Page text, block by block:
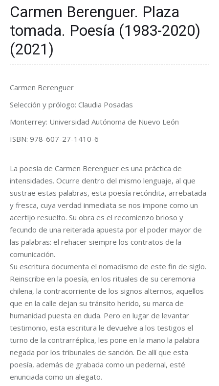
Carmen Berenguer. Plaza
tomada. Poesía (1983-2020)
(2021)
Carmen Berenguer
Selección y prólogo: Claudia Posadas
Monterrey: Universidad Autónoma de Nuevo León
ISBN: 978-607-27-1410-6
La poesía de Carmen Berenguer es una práctica de
intensidades. Ocurre dentro del mismo lenguaje, al que
sustrae estas palabras, esta poesía recóndita, arrebatada
y fresca, cuya verdad inmediata se nos impone como un
acertijo resuelto. Su obra es el recomienzo brioso y
fecundo de una reiterada apuesta por el poder mayor de
las palabras: el rehacer siempre los contratos de la
comunicación.
Su escritura documenta el nomadismo de este fin de siglo.
Reinscribe en la poesía, en los rituales de su ceremonia
chilena, la contracorriente de los signos alternos, aquellos
que en la calle dejan su tránsito herido, su marca de
humanidad puesta en duda. Pero en lugar de levantar
testimonio, esta escritura le devuelve a los testigos el
turno de la contrarréplica, les pone en la mano la palabra
negada por los tribunales de sanción. De allí que esta
poesía, además de grabada como un pedernal, esté
enunciada como un alegato.